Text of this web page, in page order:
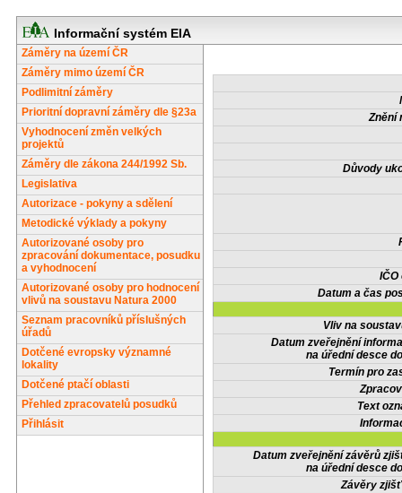
Informační systém EIA
Záměry na území ČR
Záměry mimo území ČR
Podlimitní záměry
Prioritní dopravní záměry dle §23a
Vyhodnocení změn velkých
projektů
Záměry dle zákona 244/1992 Sb.
Legislativa
Autorizace - pokyny a sdělení
Metodické výklady a pokyny
Autorizované osoby pro
zpracování dokumentace, posudku
a vyhodnocení
Autorizované osoby pro hodnocení
vlivů na soustavu Natura 2000
Seznam pracovníků příslušných
úřadů
Dotčené evropsky významné
lokality
Dotčené ptačí oblasti
Přehled zpracovatelů posudků
Přihlásit
Znění
Důvody
IČO
Datum a čas
Vliv na
Datum zveřejnění
na úřední desce
Termín pro
Text
Datum zveřejnění závěrů
na úřední desce
Závěry